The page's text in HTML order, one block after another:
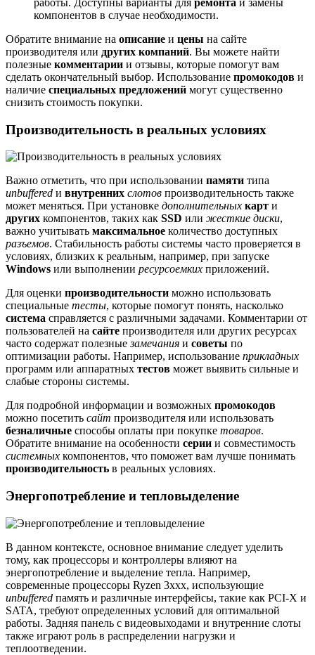
компонентов в случае необходимости.
Обратите внимание на описание и цены на сайте
производителя или других компаний. Вы можете найти
полезные комментарии и отзывы, которые помогут вам
сделать окончательный выбор. Использование промокодов и
наличие специальных предложений могут существенно
снизить стоимость покупки.
Производительность в реальных условиях
Важно отметить, что при использовании памяти типа
unbuffered и внутренних слотов производительность также
может меняться. При установке дополнительных карт и
других компонентов, таких как SSD или жесткие диски,
важно учитывать максимальное количество доступных
разъемов. Стабильность работы системы часто проверяется в
условиях, близких к реальным, например, при запуске
Windows или выполнении ресурсоемких приложений.
Для оценки производительности можно использовать
специальные тесты, которые помогут понять, насколько
система справляется с различными задачами. Комментарии от
пользователей на сайте производителя или других ресурсах
часто содержат полезныезамечания и советы по
оптимизации работы. Например, использование прикладных
программ или аппаратных тестов может выявить сильные и
слабые стороны системы.
Для подробной информации и возможных промокодов
можно посетить сайт производителя или использовать
безналичные способы оплаты при покупке товаров.
Обратите внимание на особенности серии и совместимость
системных компонентов, что поможет вам лучше понимать
производительность в реальных условиях.
Энергопотребление и тепловыделение
В данном контексте, основное внимание следует уделить
тому, как процессоры и контроллеры влияют на
энергопотребление и выделение тепла. Например,
современные процессоры Ryzen 3xxx, использующие
unbuffered память и различные интерфейсы, такие как PCI-X и
SATA, требуют определенных условий для оптимальной
работы. Задняя панель с видеовыходами и внутренние слоты
также играют роль в распределении нагрузки и
теплоотведении.